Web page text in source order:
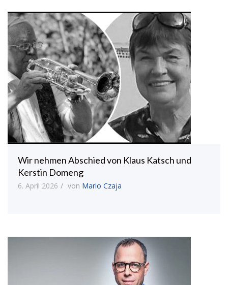
Wir nehmen Abschied von Klaus Katsch und
Kerstin Domeng
6. April 2026 von Mario Czaja